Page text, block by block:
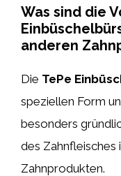
Was sind die
anderen
Die TePe
speziellen Form
besonders
des Zahnfleisches
Zahnprodukten.